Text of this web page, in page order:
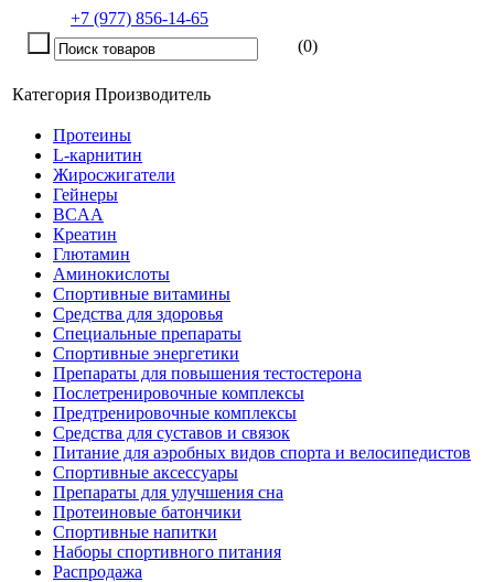
+7 (977) 856-14-65
(0)
Категория Производитель
Протеины
L-карнитин
Жиросжигатели
Гейнеры
BCAA
Креатин
Глютамин
Аминокислоты
Спортивные витамины
Средства для здоровья
Специальные препараты
Спортивные энергетики
Препараты для повышения тестостерона
Послетренировочные комплексы
Предтренировочные комплексы
Средства для суставов и связок
Питание для аэробных видов спорта и велосипедистов
Спортивные аксессуары
Препараты для улучшения сна
Протеиновые батончики
Спортивные напитки
Наборы спортивного питания
Распродажа